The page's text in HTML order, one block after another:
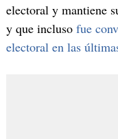
electoral y mantiene
y que incluso fue
electoral en las